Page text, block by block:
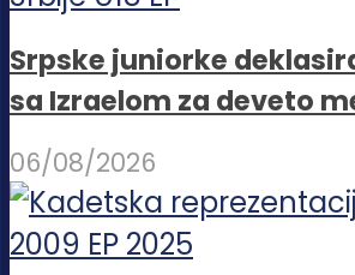
Srpske juniorke
sa Izraelom za deveto
06/08/2026